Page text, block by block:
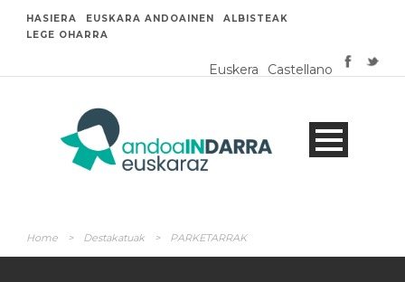
HASIERA EUSKARA ANDOAINEN
ALBISTEAK
LEGE OHARRA
Euskera Castellano
Home > Destakatuak > PARKETARRAK